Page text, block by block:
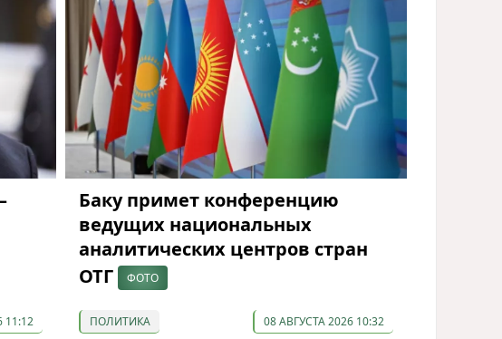
11:12
Баку примет конференцию
ведущих национальных
аналитических центров стран
ОТГ
ФОТО
ПОЛИТИКА 08 АВГУСТА 2026 10:32